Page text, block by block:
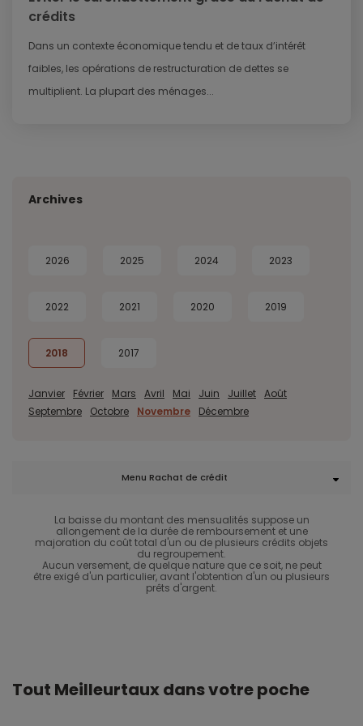
crédits
Dans un contexte économique tendu et de taux d’intérêt
faibles, les opérations de restructuration de dettes se
multiplient. La plupart des ménages...
Archives
2026 2025 2024 2023
2022 2021 2020 2019
2018 2017
Janvier Février Mars Avril Mai Juin Juillet Août
Septembre
Octobre Novembre Décembre
Menu Rachat de crédit
La baisse du montant des mensualités suppose un
allongement de la durée de remboursement et une
majoration du coût total d'un ou de plusieurs crédits objets
du regroupement.
Aucun versement, de quelque nature que ce soit, ne peut
être exigé d'un particulier, avant l'obtention d'un ou plusieurs
prêts d'argent.
Tout Meilleurtaux dans votre poche